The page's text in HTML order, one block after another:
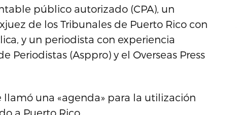
público autorizado (CPA), un
de los Tribunales de Puerto Rico con
y un periodista con experiencia
Periodistas (Asppro) y el Overseas Press
una «agenda» para la utilización
a Puerto Rico.